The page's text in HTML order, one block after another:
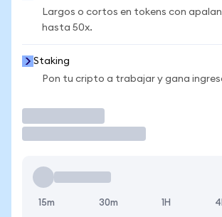
Largos o cortos en tokens con
hasta 50x.
Staking
Pon tu cripto a trabajar y gana
15m 30m 1H